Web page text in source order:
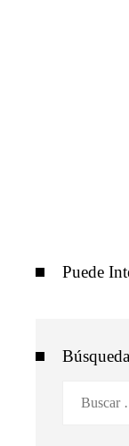
Puede
Búsqueda